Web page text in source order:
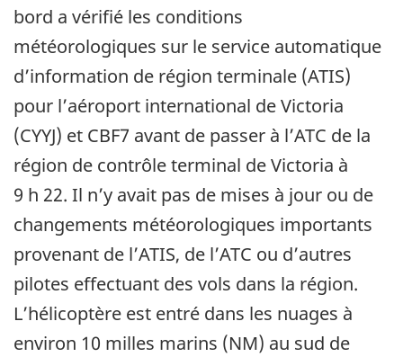
bord a vérifié les conditions
météorologiques sur le service automatique
d’information de région terminale (ATIS)
pour l’aéroport international de Victoria
(CYYJ) et CBF7 avant de passer à l’ATC de la
région de contrôle terminal de Victoria à
9 h 22. Il n’y avait pas de mises à jour ou de
changements météorologiques importants
provenant de l’ATIS, de l’ATC ou d’autres
pilotes effectuant des vols dans la région.
L’hélicoptère est entré dans les nuages à
environ 10 milles marins (NM) au sud de